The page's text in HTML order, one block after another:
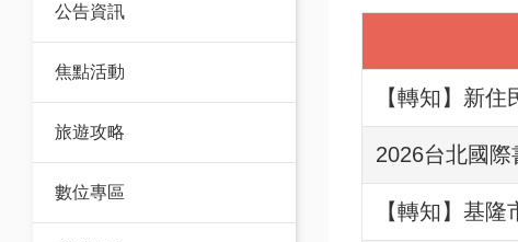
公告資訊
焦點活動
旅遊攻略
數位專區
【轉知】新
2026台北國
【轉知】基